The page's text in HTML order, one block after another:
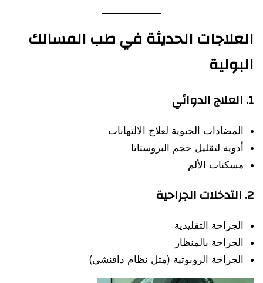
العلاجات الحديثة في طب المسالك
البولية
1. العلاج الدوائي
المضادات الحيوية لعلاج الالتهابات
أدوية لتقليل حجم البروستاتا
مسكنات الألم
2. التدخلات الجراحية
الجراحة التقليدية
الجراحة بالمنظار
الجراحة الروبوتية (مثل نظام دافنشي)